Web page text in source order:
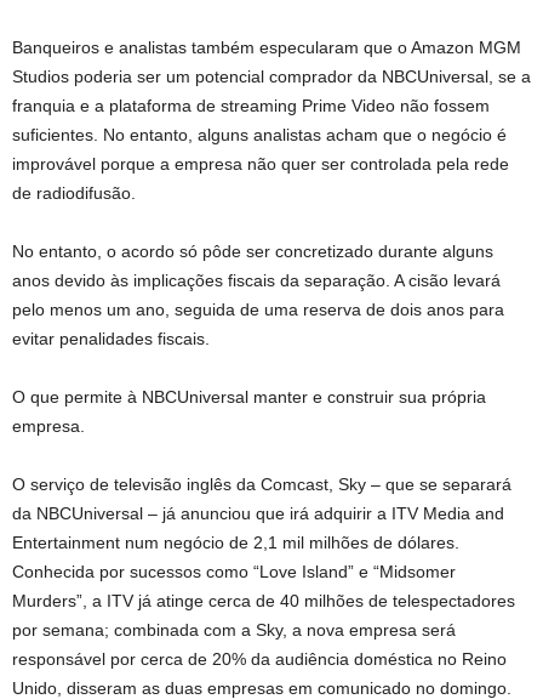
Banqueiros e analistas também especularam que o Amazon MGM
Studios poderia ser um potencial comprador da NBCUniversal, se a
franquia e a plataforma de streaming Prime Video não fossem
suficientes. No entanto, alguns analistas acham que o negócio é
improvável porque a empresa não quer ser controlada pela rede
de radiodifusão.
No entanto, o acordo só pôde ser concretizado durante alguns
anos devido às implicações fiscais da separação. A cisão levará
pelo menos um ano, seguida de uma reserva de dois anos para
evitar penalidades fiscais.
O que permite à NBCUniversal manter e construir sua própria
empresa.
O serviço de televisão inglês da Comcast, Sky – que se separará
da NBCUniversal – já anunciou que irá adquirir a ITV Media and
Entertainment num negócio de 2,1 mil milhões de dólares.
Conhecida por sucessos como “Love Island” e “Midsomer
Murders”, a ITV já atinge cerca de 40 milhões de telespectadores
por semana; combinada com a Sky, a nova empresa será
responsável por cerca de 20% da audiência doméstica no Reino
Unido, disseram as duas empresas em comunicado no domingo.